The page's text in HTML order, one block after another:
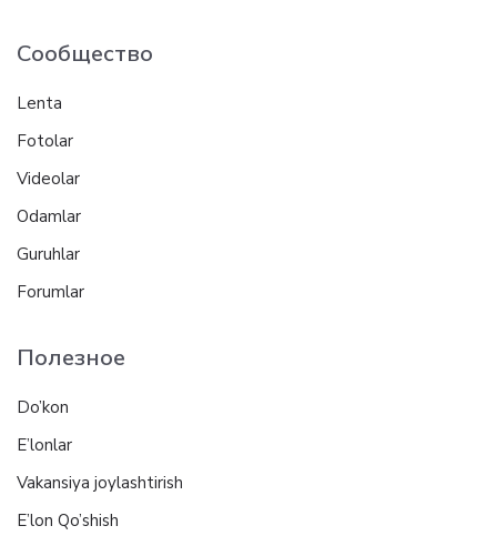
Сообщество
Lenta
Fotolar
Videolar
Odamlar
Guruhlar
Forumlar
Полезное
Do’kon
E’lonlar
Vakansiya joylashtirish
E’lon Qo’shish